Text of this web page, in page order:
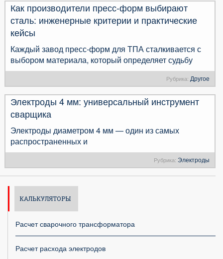
Как производители пресс-форм выбирают
сталь: инженерные критерии и практические
кейсы
Каждый завод пресс-форм для ТПА сталкивается с
выбором материала, который определяет судьбу
Рубрика: Другое
Электроды 4 мм: универсальный инструмент
сварщика
Электроды диаметром 4 мм — один из самых
распространенных и
Рубрика: Электроды
КАЛЬКУЛЯТОРЫ
Расчет сварочного трансформатора
Расчет расхода электродов